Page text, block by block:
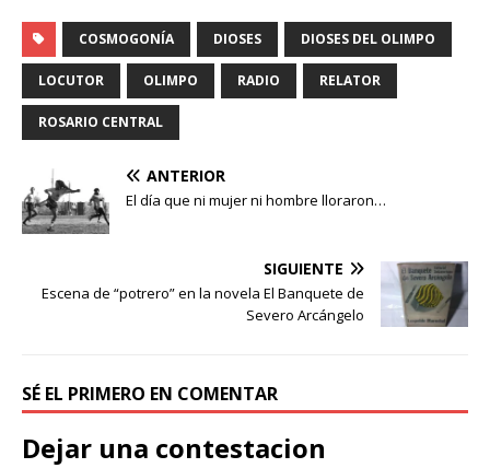
COSMOGONÍA DIOSES DIOSES DEL OLIMPO
LOCUTOR OLIMPO RADIO RELATOR
ROSARIO CENTRAL
ANTERIOR
El día que ni mujer ni hombre lloraron…
SIGUIENTE
Escena de “potrero” en la novela El Banquete de
Severo Arcángelo
SÉ EL PRIMERO EN COMENTAR
Dejar una contestacion